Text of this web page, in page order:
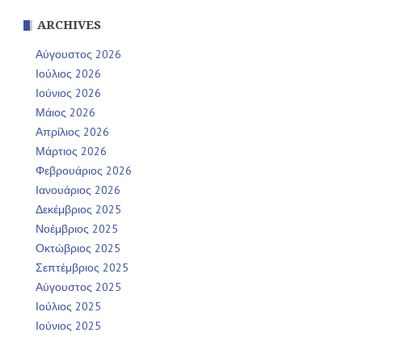
ARCHIVES
Αύγουστος 2026
Ιούλιος 2026
Ιούνιος 2026
Μάιος 2026
Απρίλιος 2026
Μάρτιος 2026
Φεβρουάριος 2026
Ιανουάριος 2026
Δεκέμβριος 2025
Νοέμβριος 2025
Οκτώβριος 2025
Σεπτέμβριος 2025
Αύγουστος 2025
Ιούλιος 2025
Ιούνιος 2025